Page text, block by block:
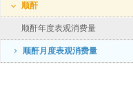
顺酐
顺酐年度表观消费量
顺酐月度表观消费量